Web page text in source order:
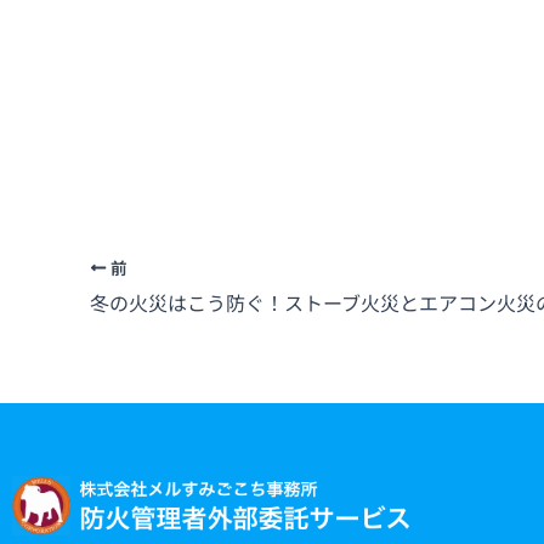
前
冬の火災はこう防ぐ！ストーブ火災とエアコン火災